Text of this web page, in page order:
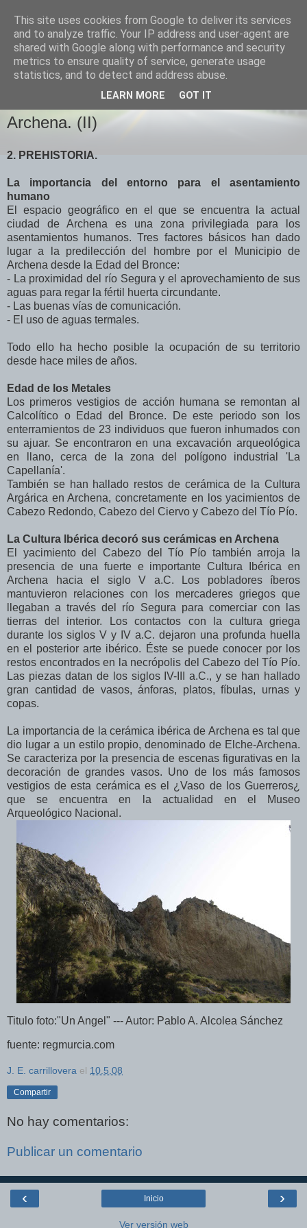
El Otro Lao
Conociendo el Valle de Ricote...
Archena. (II)
2. PREHISTORIA.
La importancia del entorno para el asentamiento
humano
El espacio geográfico en el que se encuentra la actual
ciudad de Archena es una zona privilegiada para los
asentamientos humanos. Tres factores básicos han dado
lugar a la predilección del hombre por el Municipio de
Archena desde la Edad del Bronce:
- La proximidad del río Segura y el aprovechamiento de sus
aguas para regar la fértil huerta circundante.
- Las buenas vías de comunicación.
- El uso de aguas termales.
Todo ello ha hecho posible la ocupación de su territorio
desde hace miles de años.
Edad de los Metales
Los primeros vestigios de acción humana se remontan al
Calcolítico o Edad del Bronce. De este periodo son los
enterramientos de 23 individuos que fueron inhumados con
su ajuar. Se encontraron en una excavación arqueológica
en llano, cerca de la zona del polígono industrial 'La
Capellanía'.
También se han hallado restos de cerámica de la Cultura
Argárica en Archena, concretamente en los yacimientos de
Cabezo Redondo, Cabezo del Ciervo y Cabezo del Tío Pío.
La Cultura Ibérica decoró sus cerámicas en Archena
El yacimiento del Cabezo del Tío Pío también arroja la
presencia de una fuerte e importante Cultura Ibérica en
Archena hacia el siglo V a.C. Los pobladores íberos
mantuvieron relaciones con los mercaderes griegos que
llegaban a través del río Segura para comerciar con las
tierras del interior. Los contactos con la cultura griega
durante los siglos V y IV a.C. dejaron una profunda huella
en el posterior arte ibérico. Éste se puede conocer por los
restos encontrados en la necrópolis del Cabezo del Tío Pío.
Las piezas datan de los siglos IV-III a.C., y se han hallado
gran cantidad de vasos, ánforas, platos, fíbulas, urnas y
copas.
La importancia de la cerámica ibérica de Archena es tal que
dio lugar a un estilo propio, denominado de Elche-Archena.
Se caracteriza por la presencia de escenas figurativas en la
decoración de grandes vasos. Uno de los más famosos
vestigios de esta cerámica es el ¿Vaso de los Guerreros¿
que se encuentra en la actualidad en el Museo
Arqueológico Nacional.
Titulo foto:"Un Angel" --- Autor: Pablo A. Alcolea Sánchez
fuente: regmurcia.com
J. E. carrillovera el 10.5.08
Compartir
No hay comentarios:
Publicar un comentario
‹ ›
Inicio
Ver versión web
This site uses cookies from Google to deliver its services
and to analyze traffic. Your IP address and user-agent are
shared with Google along with performance and security
metrics to ensure quality of service, generate usage
statistics, and to detect and address abuse.
LEARN MORE GOT IT